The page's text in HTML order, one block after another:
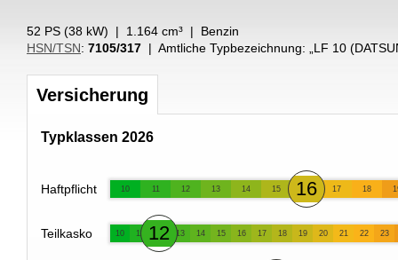
52 PS (38 kW) | 1.164 cm³ | Benzin
HSN/TSN: 7105/317 | Amtliche Typbezeichnung: „ LF 10
Versicherung
Typklassen 2026
Haftpflicht 10 11 12 13 14 15 16 17 18
Teilkasko 10 11 12 13 14 15 16 17 18 19 20 21 22 23